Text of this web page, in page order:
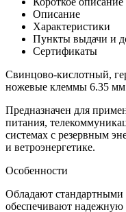
Описание
Характеристики
Пункты выдачи и
Сертификаты
Свинцово-кислотный,
ножевые клеммы 6.35 мм
Предназначен для
питания,
системах с резервным
и ветроэнергетике.
Особенности
Обладают стандартными
обеспечивают надежную